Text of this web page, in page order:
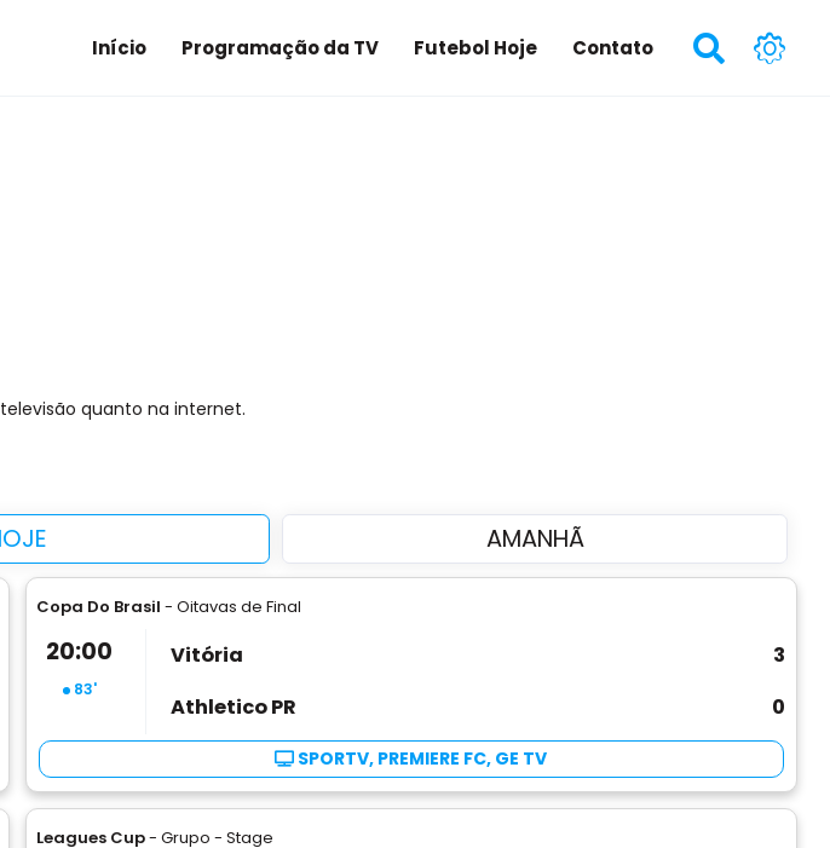
Início Programação da TV Futebol Hoje Contato
quanto na internet.
AMANHÃ
Copa Do Brasil - Oitavas de Final
20:00
83'
Vitória
3
Athletico PR
0
SPORTV, PREMIERE FC, GE TV
Leagues Cup- Grupo - Stage